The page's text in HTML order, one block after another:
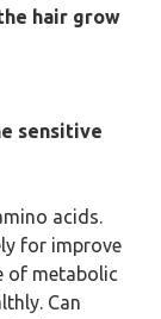
hair grow
sensitive
acids.
for improve
of metabolic
Can